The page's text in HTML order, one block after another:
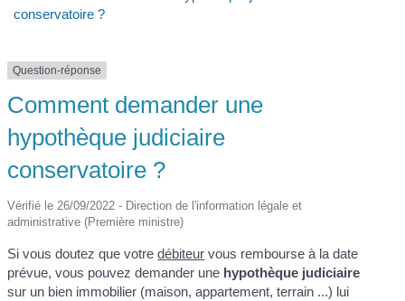
conservatoire ?
Question-réponse
Comment demander une
hypothèque judiciaire
conservatoire ?
Vérifié le 26/09/2022 - Direction de l'information légale et
administrative (Première ministre)
Si vous doutez que votredébiteur vous rembourse à la date
prévue, vous pouvez demander une hypothèque judiciaire
sur un bien immobilier (maison, appartement, terrain ...) lui